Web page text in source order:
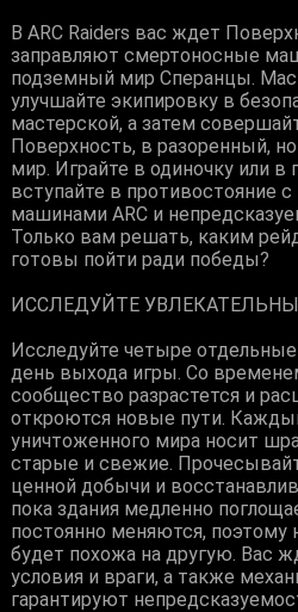
В ARC Raiders вас ждет
заправляют смертоносные
подземный мир Сперанцы.
улучшайте экипировку в
мастерской, а затем
Поверхность, в разоренный,
мир. Играйте в одиночку или в
вступайте в противостояние
машинами ARC и
Только вам решать, каким
готовы пойти ради победы?
ИССЛЕДУЙТЕ
Исследуйте четыре
день выхода игры. Со
сообщество разрастется и
откроются новые пути.
уничтоженного мира носит
старые и свежие.
ценной добычи и
пока здания медленно
постоянно меняются, поэтому
будет похожа на другую. Вас
условия и враги, а также
гарантируют